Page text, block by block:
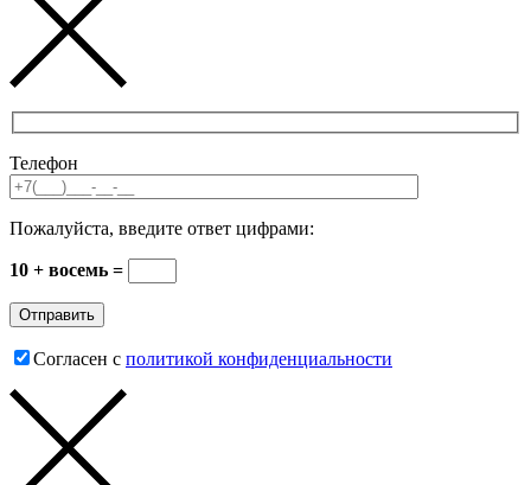
Телефон
Пожалуйста, введите ответ цифрами:
10 + восемь =
Согласен с политикой конфиденциальности